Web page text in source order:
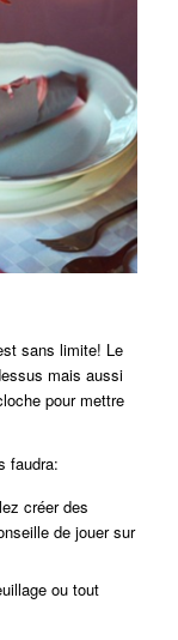
sans limite! Le
mais aussi
pour mettre
faudra:
créer des
de jouer sur
ou tout